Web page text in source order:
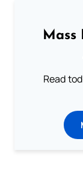
Mass
Read